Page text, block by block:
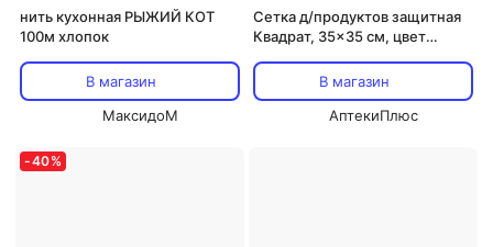
нить кухонная РЫЖИЙ КОТ
100м хлопок
В магазин
МаксидоМ
Сетка д/продуктов защитная
Квадрат, 35x35 см, цвет
В магазин
АптекиПлюс
-40%